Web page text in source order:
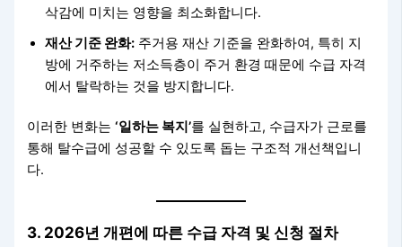
삭감에 미치는 영향을 최소화합니다.
재산 기준 완화: 주거용 재산 기준을 완화하여, 특히 지
방에 거주하는 저소득층이 주거 환경 때문에 수급 자격
에서 탈락하는 것을 방지합니다.
이러한 변화는‘일하는 복지’를 실현하고, 수급자가 근로를
통해 탈수급에 성공할 수 있도록 돕는 구조적 개선책입니
다.
3. 2026년 개편에 따른 수급 자격 및 신청 절차